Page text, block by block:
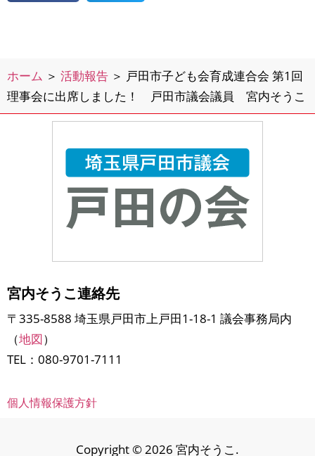
ホーム ＞ 活動報告 ＞ 戸田市子ども会育成連合会 第1回
理事会に出席しました！ 戸田市議会議員 宮内そうこ
宮内そうこ連絡先
〒335-8588 埼玉県戸田市上戸田1-18-1 議会事務局内
（地図）
TEL：080-9701-7111
個人情報保護方針
Copyright © 2026 宮内そうこ.